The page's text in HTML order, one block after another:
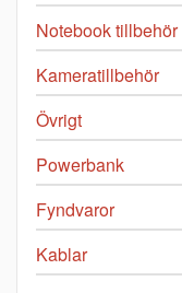
Notebook tillbehör
Kameratillbehör
Övrigt
Powerbank
Fyndvaror
Kablar